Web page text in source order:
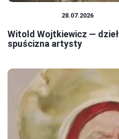
28.07.2026
Witold Wojtkiewicz —
spuścizna artysty